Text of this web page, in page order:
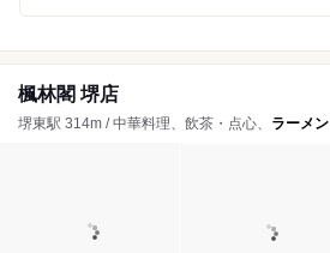
楓林閣 堺店
堺東駅 314m / 中華料理、飲茶・点心、 ラーメン